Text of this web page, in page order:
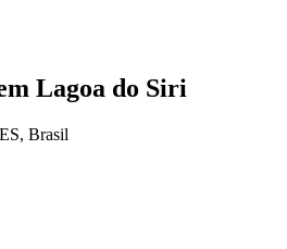
Lagoa do Siri
Brasil